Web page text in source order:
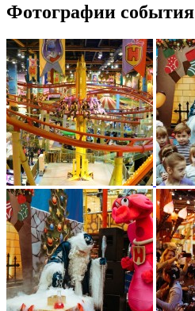
Фотографии события